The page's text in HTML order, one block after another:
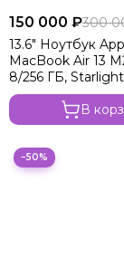
150 000 ₽300
13.6" Ноутбук
MacBook Air 13
8/256 ГБ, Starlight
В
−50%